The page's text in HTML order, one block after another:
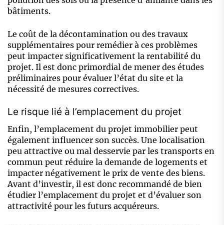
bâtiments.
Le coût de la décontamination ou des travaux
supplémentaires pour remédier à ces problèmes
peut impacter significativement la rentabilité du
projet. Il est donc primordial de mener des études
préliminaires pour évaluer l’état du site et la
nécessité de mesures correctives.
Le risque lié à l’emplacement du projet
Enfin, l’emplacement du projet immobilier peut
également influencer son succès. Une localisation
peu attractive ou mal desservie par les transports en
commun peut réduire la demande de logements et
impacter négativement le prix de vente des biens.
Avant d’investir, il est donc recommandé de bien
étudier l’emplacement du projet et d’évaluer son
attractivité pour les futurs acquéreurs.